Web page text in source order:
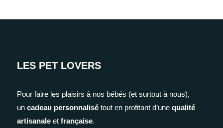
LES PET LOVERS
Pour faire les plaisirs à nos bébés (et surtout à nous),
un cadeau personnalisétout en profitant d’une qualité
artisanaleet française.